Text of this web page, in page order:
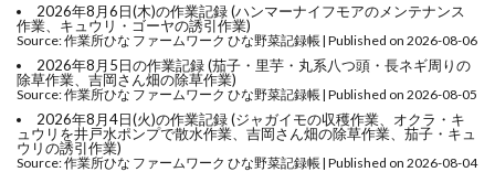
2026年8月6日(木)の作業記録 (ハンマーナイフモアのメンテナンス
作業、キュウリ・ゴーヤの誘引作業)
Source: 作業所ひな ファームワーク ひな野菜記録帳 Published on 2026-08-06
2026年8月5日の作業記録 (茄子・里芋・丸系八つ頭・長ネギ周りの
除草作業、吉岡さん畑の除草作業)
Source: 作業所ひな ファームワーク ひな野菜記録帳 Published on 2026-08-05
2026年8月4日(火)の作業記録 (ジャガイモの収穫作業、オクラ・キ
ュウリを井戸水ポンプで散水作業、吉岡さん畑の除草作業、茄子・キュ
ウリの誘引作業)
Source: 作業所ひな ファームワーク ひな野菜記録帳 Published on 2026-08-04